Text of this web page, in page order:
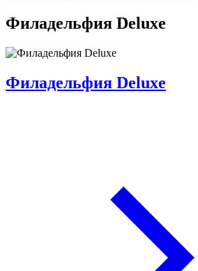
Филадельфия Deluxe
Филадельфия Deluxe